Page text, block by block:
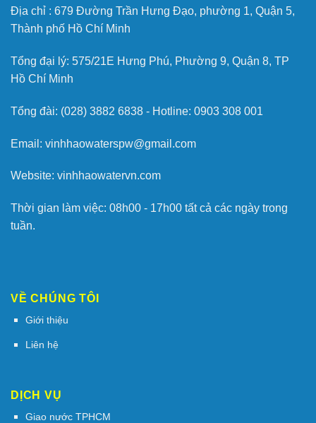
Địa chỉ : 679 Đường Trần Hưng Đạo, phường 1, Quận 5,
Thành phố Hồ Chí Minh
Tổng đại lý: 575/21E Hưng Phú, Phường 9, Quận 8, TP
Hồ Chí Minh
Tổng đài: (028) 3882 6838 - Hotline: 0903 308 001
Email: vinhhaowaterspw@gmail.com
Website: vinhhaowatervn.com
Thời gian làm việc: 08h00 - 17h00 tất cả các ngày trong
tuần.
VỀ CHÚNG TÔI
Giới thiệu
Liên hệ
DỊCH VỤ
Giao nước TPHCM